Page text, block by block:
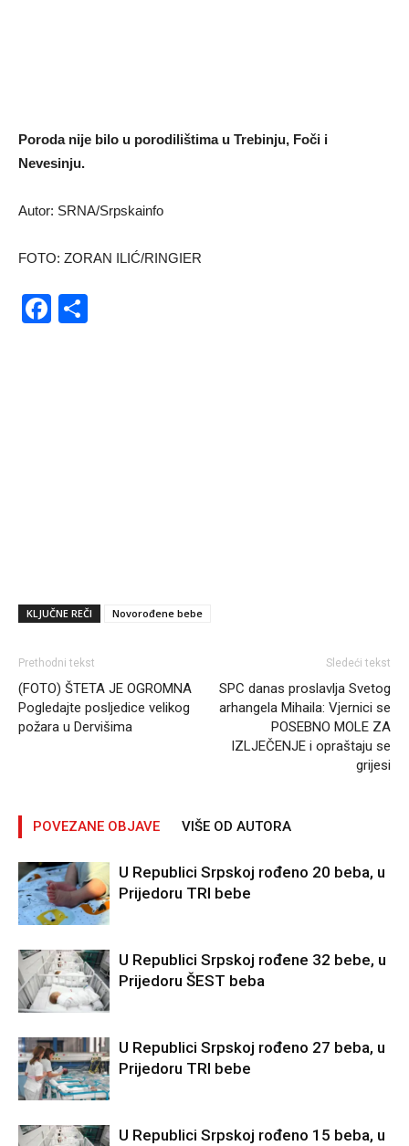
Poroda nije bilo u porodilištima u Trebinju, Foči i
Nevesinju.
Autor: SRNA/Srpskainfo
FOTO: ZORAN ILIĆ/RINGIER
Facebook
KLJUČNE REČI Novorođene bebe
Prethodni tekst
(FOTO) ŠTETA JE OGROMNA
Pogledajte posljedice velikog
požara u Dervišima
Sledeći tekst
SPC danas proslavlja Svetog
arhangela Mihaila: Vjernici se
POSEBNO MOLE ZA
IZLJEČENJE i opraštaju se
grijesi
POVEZANE OBJAVE VIŠE OD AUTORA
U Republici Srpskoj rođeno 20 beba, u
Prijedoru TRI bebe
U Republici Srpskoj rođene 32 bebe, u
Prijedoru ŠEST beba
U Republici Srpskoj rođeno 27 beba, u
Prijedoru TRI bebe
U Republici Srpskoj rođeno 15 beba, u